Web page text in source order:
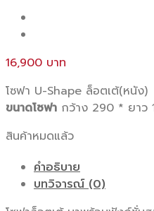
16,900
โซฟา U-Shape ล็อตเต้(หนัง)
ขนาดโซฟา กว้าง 290 * ยาว
สินค้าหมดแล้ว
คำอธิบาย
บทวิจารณ์ (0)